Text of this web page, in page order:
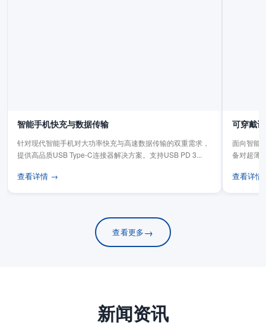
智能手机快充与数据传输
针对现代智能手机对大功率快充与高速数据传输的双重需求，
提供高品质USB Type-C连接器解决方案。支持USB PD 3...
查看详情 →
可穿戴
面向智能
备对超薄
查看详
查看更多→
新闻资讯